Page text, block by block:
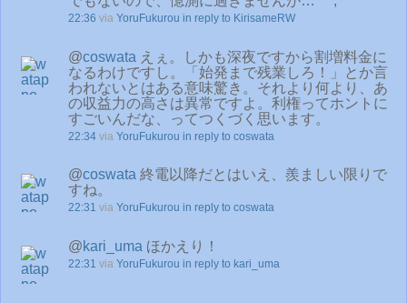
22:36 via YoruFukurou in reply to KirisameRW
@coswata えぇ。しかも深夜ですから割増料金に
なるわけですし。「始発まで残業しろ！」とか言
われないとはある意味驚き。それより何より、あ
の収益力の高さは異常ですよ。利権ってホントに
すごいんだな、ってつくづく思います。
22:34 via YoruFukurou in reply to coswata
@coswata 終電以降だとはいえ、羨ましい限りで
すね。
22:31 via YoruFukurou in reply to coswata
@kari_uma ほかえり！
22:31 via YoruFukurou in reply to kari_uma